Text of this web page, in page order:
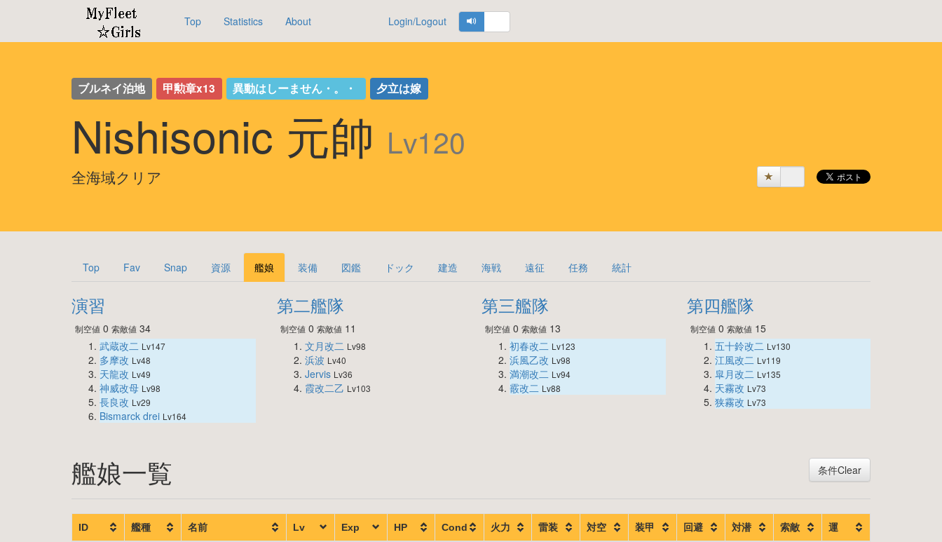
Top Statistics About Login/Logout
ブルネイ泊地 甲勲章x13 異動はしーません・。・ 夕立は嫁
Nishisonic 元帥 Lv120
全海域クリア
Top Fav Snap 資源 艦娘 装備 図鑑 ドック 建造 海戦 遠征 任務 統計
演習
制空値 0 索敵値 34
武蔵改二 Lv147
多摩改 Lv48
天龍改 Lv49
神威改母 Lv98
長良改 Lv29
Bismarck drei Lv164
第二艦隊
制空値0 索敵値11
文月改二 Lv98
浜波 Lv40
Jervis Lv36
霞改二乙 Lv103
第三艦隊
制空値 0 索敵値 13
初春改二 Lv123
浜風乙改 Lv98
満潮改二 Lv94
霰改二 Lv88
第四艦隊
制空値0 索敵値15
五十鈴改二 Lv130
江風改二 Lv119
皐月改二 Lv135
天霧改 Lv73
狭霧改 Lv73
条件Clear
艦娘一覧
ID 艦種 名前 Lv Exp HP Cond 火力 雷装 対空 装甲 回避 対潜 索敵 運